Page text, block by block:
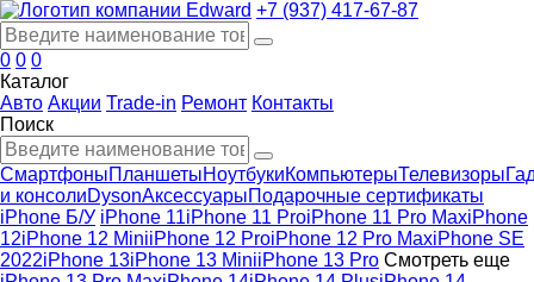
+7 (937) 417-67-87
0 0 0
Каталог
Авто Акции Trade-in Ремонт Контакты
Поиск
СмартфоныПланшетыНоутбукиКомпьютерыТелевизоры
и консолиDysonАксессуарыПодарочные сертификаты
iPhone Б/У iPhone 11iPhone 11 ProiPhone 11 Pro MaxiPhone
12iPhone 12 MiniiPhone 12 ProiPhone 12 Pro MaxiPhone SE
2022iPhone 13iPhone 13 MiniiPhone 13 Pro Смотреть еще